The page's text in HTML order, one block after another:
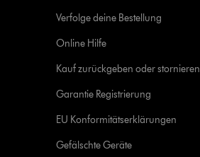
Verfolge deine Bestellung
Online Hilfe
Kauf zurückgeben oder stornieren
Garantie Registrierung
EU Konformitätserklärungen
Gefälschte Geräte